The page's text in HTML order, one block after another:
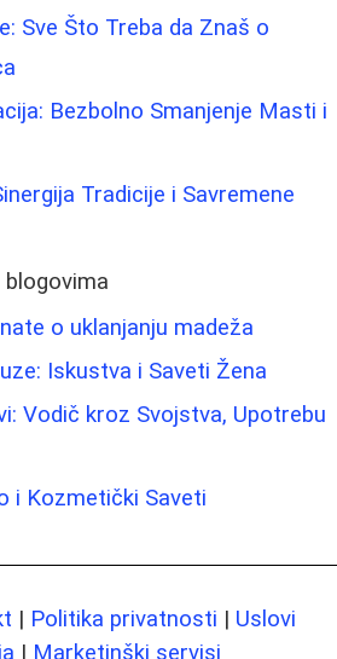
Sve Što Treba da Znaš o
Bezbolno Smanjenje Masti i
Tradicije i Savremene
o uklanjanju madeža
Iskustva i Saveti Žena
Vodič kroz Svojstva, Upotrebu
i Kozmetički Saveti
| Politika privatnosti | Uslovi
| Marketinški servisi